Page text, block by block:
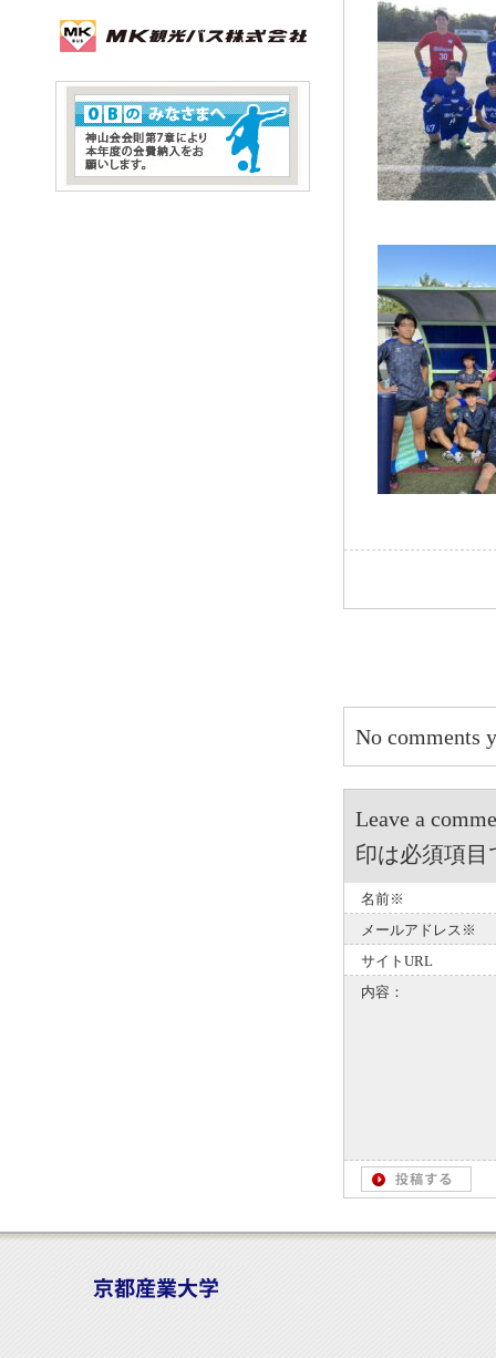
No comments
Leave a
印は必須項目
名前※
メールアドレス※
サイトURL
内容：